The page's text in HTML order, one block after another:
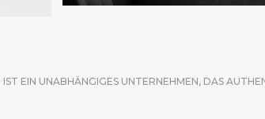
EIN UNABHÄNGIGES UNTERNEHMEN, DAS